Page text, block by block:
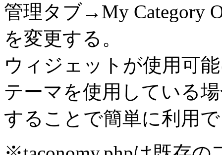
管理タブ→My Category
を変更する。
ウィジェットが使用可
テーマを使用している
することで簡単に利用